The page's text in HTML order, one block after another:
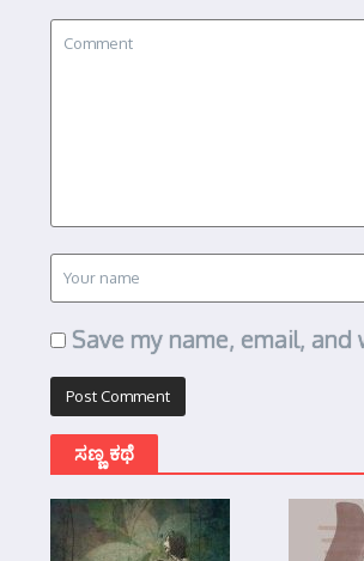
Save my name, email,
ಸಣ್ಣ ಕಥೆ